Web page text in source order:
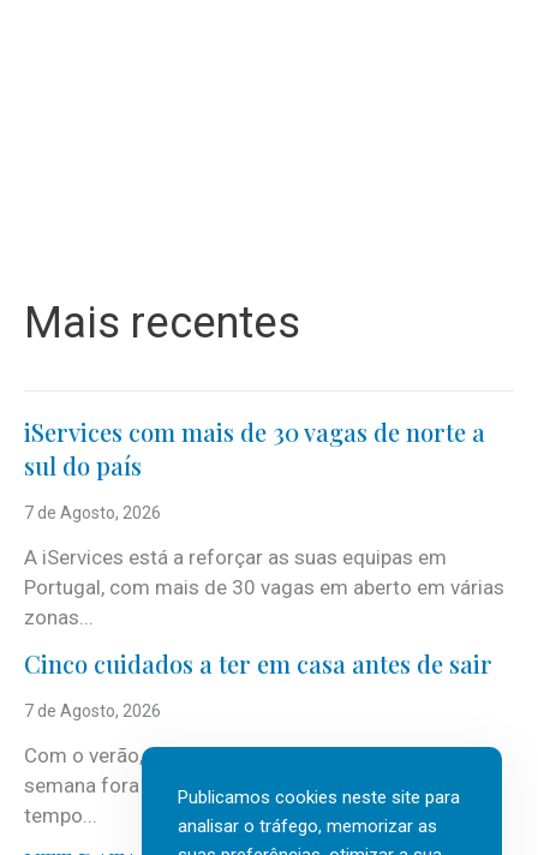
Mais recentes
iServices com mais de 30 vagas de norte a
sul do país
7 de Agosto, 2026
A iServices está a reforçar as suas equipas em
Portugal, com mais de 30 vagas em aberto em várias
zonas...
Cinco cuidados a ter em casa antes de sair
7 de Agosto, 2026
Com o verão, chegam também as férias, os fins-de-
semana fora e os dias em que a casa fica mais
tempo...
Publicamos cookies neste site para
analisar o tráfego, memorizar as